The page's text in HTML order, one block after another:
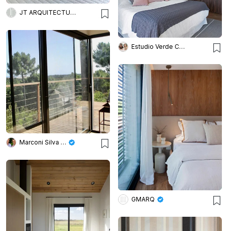
JT ARQUITECTURA
Estudio Verde Concreto
Marconi Silva Arquitectos
GMARQ